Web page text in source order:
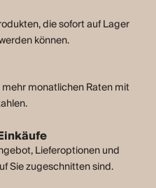
die sofort auf Lager
können.
monatlichen Raten mit
Lieferoptionen und
Sie zugeschnitten sind.